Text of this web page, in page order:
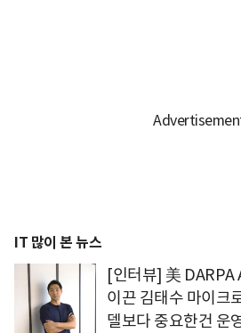
IT 많이 본 뉴스
[인터뷰] 美 DARPA
이끈 김태수 마이크
델보다 중요한건 운